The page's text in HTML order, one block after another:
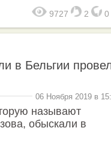
9727 2 0
в Бельгии
06 Ноября 2019 в
называют
обыскали в